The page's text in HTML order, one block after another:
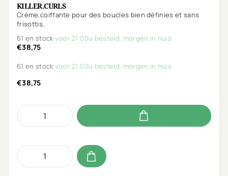
KILLER.CURLS
Crème coiffante pour des boucles bien définies et sans
frisottis.
61 en stockvoor 21:00u besteld, morgen in huis
€38,75
61 en stockvoor 21:00u besteld, morgen in huis
€38,75